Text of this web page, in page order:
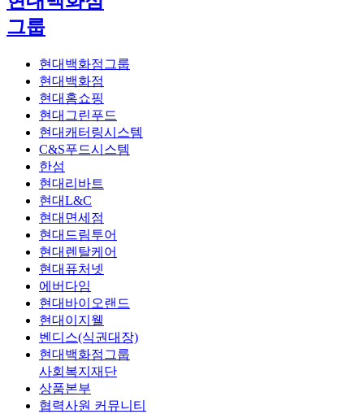
그룹
현대백화점그룹
현대백화점
현대홈쇼핑
현대그린푸드
현대캐터링시스템
C&S푸드시스템
한섬
현대리바트
현대L&C
현대면세점
현대드림투어
현대렌탈케어
현대퓨처넷
에버다임
현대바이오랜드
현대이지웰
벤디스(식권대장)
현대백화점그룹
사회복지재단
상품본부
협력사원 커뮤니티